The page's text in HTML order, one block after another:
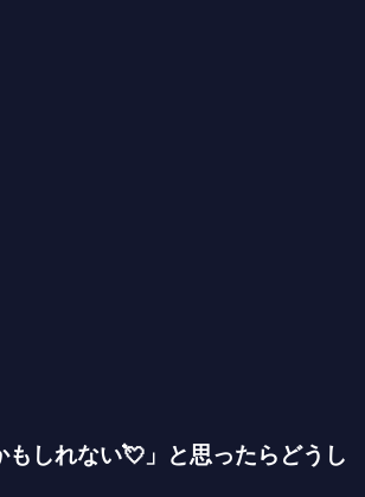
もしれない💘」と思ったらどうし